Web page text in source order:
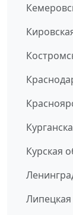
Курская
Липецкая